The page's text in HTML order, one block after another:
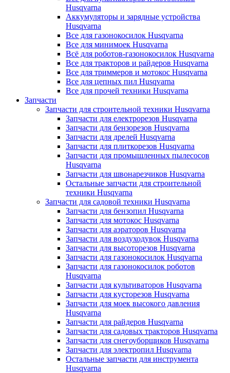
Husqvarna
Аккумуляторы и зарядные устройства
Husqvarna
Все для газонокосилок Husqvarna
Все для минимоек Husqvarna
Всё для роботов-газонокосилок Husqvarna
Все для тракторов и райдеров Husqvarna
Все для триммеров и мотокос Husqvarna
Все для цепных пил Husqvarna
Все для прочей техники Husqvarna
Запчасти
Запчасти для строительной техники Husqvarna
Запчасти для електрорезов Husqvarna
Запчасти для бензорезов Husqvarna
Запчасти для дрелей Husqvarna
Запчасти для плиткорезов Husqvarna
Запчасти для промышленных пылесосов
Husqvarna
Запчасти для швонарезчиков Husqvarna
Остальные запчасти для строительной
техники Husqvarna
Запчасти для садовой техники Husqvarna
Запчасти для бензопил Husqvarna
Запчасти для мотокос Husqvarna
Запчасти для аэраторов Husqvarna
Запчасти для воздуходувок Husqvarna
Запчасти для высоторезов Husqvarna
Запчасти для газонокосилок Husqvarna
Запчасти для газонокосилок роботов
Husqvarna
Запчасти для культиваторов Husqvarna
Запчасти для кусторезов Husqvarna
Запчасти для моек высокого давления
Husqvarna
Запчасти для райдеров Husqvarna
Запчасти для садовых тракторов Husqvarna
Запчасти для снегоуборщиков Husqvarna
Запчасти для электропил Husqvarna
Остальные запчасти для инструмента
Husqvarna